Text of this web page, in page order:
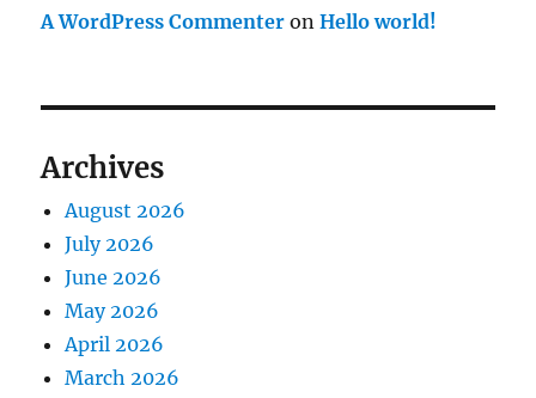
A WordPress Commenter onHello world!
Archives
August 2026
July 2026
June 2026
May 2026
April 2026
March 2026